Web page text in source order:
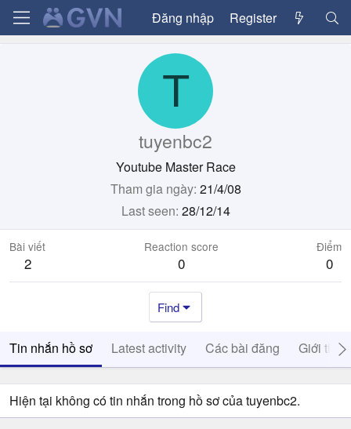
Đăng nhập Register
T
tuyenbc2
Youtube Master Race
Tham gia ngày 21/4/08
Last seen 28/12/14
Bài viết
2
Reaction score
0
Điểm
0
Find
Tin nhắn hồ sơ Latest activity Các bài đăng Giới thiệu
Hiện tại không có tin nhắn trong hồ sơ của tuyenbc2.